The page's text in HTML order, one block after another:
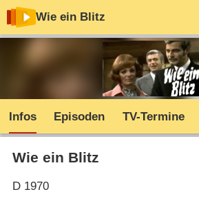
Wie ein Blitz
Infos Episoden TV-Termine
Wie ein Blitz
D1970